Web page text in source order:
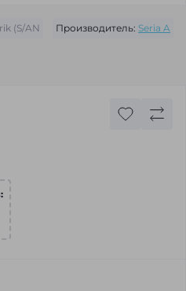
(S/AN Производитель: Seria A